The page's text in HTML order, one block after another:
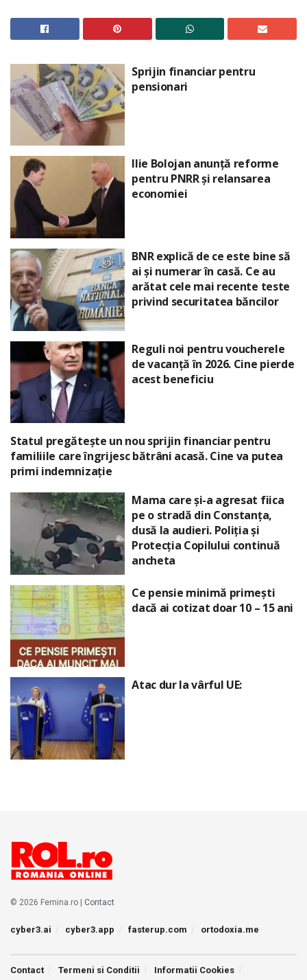
Sprijin financiar pentru
pensionari
Ilie Bolojan anunță reforme
pentru PNRR și relansarea
economiei
BNR explică de ce este bine să
ai și numerar în casă. Ce au
arătat cele mai recente teste
privind securitatea băncilor
Reguli noi pentru voucherele
de vacanță în 2026. Cine pierde
acest beneficiu
Statul pregătește un nou sprijin financiar pentru
familiile care îngrijesc bătrâni acasă. Cine va putea
primi indemnizație
Mama care și-a agresat fiica
pe o stradă din Constanța,
dusă la audieri. Poliția și
Protecția Copilului continuă
ancheta
Ce pensie minimă primești
dacă ai cotizat doar 10 – 15 ani
Atac dur la vârful UE:
© 2026 Femina.ro | Contact
cyber3.ai cyber3.app fasterup.com ortodoxia.me
Contact Termeni si Conditii Informatii Cookies